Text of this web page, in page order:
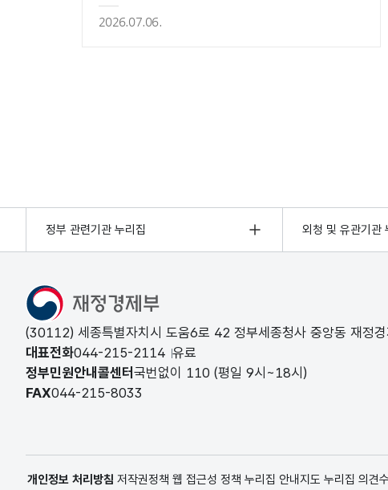
2026.07.06.
정부 관련기관 누리집 외청 및 유관기관
(30112) 세종특별자치시 도움6로 42 정부세종청사 중앙동 재정경
대표전화044-215-2114 유료
정부민원안내콜센터 국번없이 110 (평일 9시~18시)
FAX044-215-8033
개인정보 처리방침 저작권정책 웹 접근성 정책 누리집 안내지도 누리집 의견